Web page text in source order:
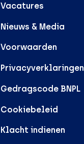
Vacatures
Nieuws & Media
Voorwaarden
Privacyverklaringen
Gedragscode BNPL
Cookiebeleid
Klacht indienen